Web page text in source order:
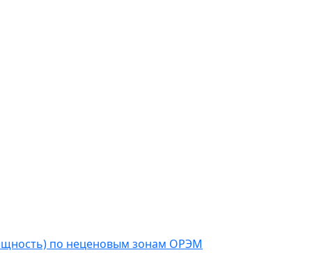
по неценовым зонам ОРЭМ